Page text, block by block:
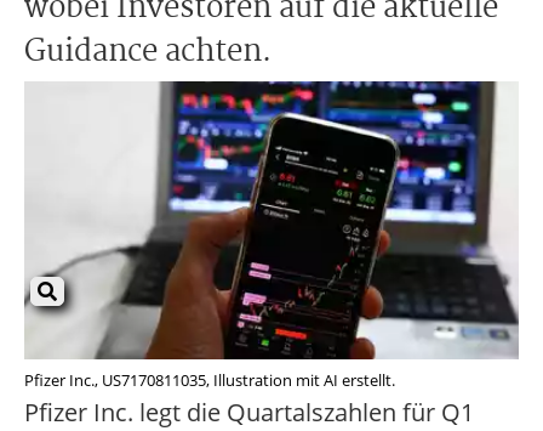
Guidance achten.
Pfizer Inc., US7170811035, Illustration mit AI erstellt.
Pfizer Inc. legt die Quartalszahlen für Q1